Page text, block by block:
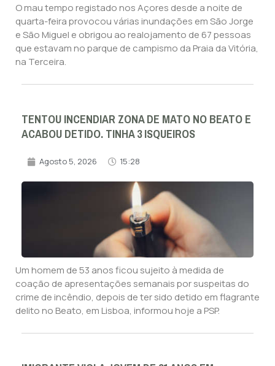
O mau tempo registado nos Açores desde a noite de
quarta-feira provocou várias inundações em São Jorge
e São Miguel e obrigou ao realojamento de 67 pessoas
que estavam no parque de campismo da Praia da Vitória,
na Terceira.
TENTOU INCENDIAR ZONA DE MATO NO BEATO E
ACABOU DETIDO. TINHA 3 ISQUEIROS
Agosto 5, 2026 15:28
Um homem de 53 anos ficou sujeito à medida de
coação de apresentações semanais por suspeitas do
crime de incêndio, depois de ter sido detido em flagrante
delito no Beato, em Lisboa, informou hoje a PSP.